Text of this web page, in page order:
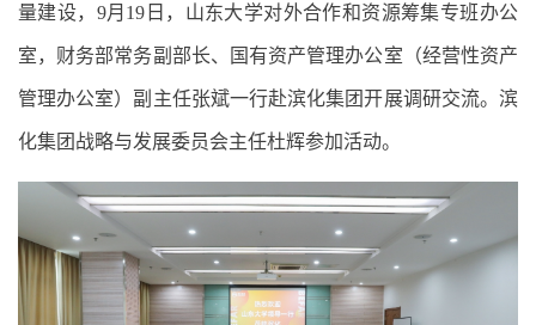
量建设，9月19日，山东大学对外合作和资源筹集专班办公
室，财务部常务副部长、国有资产管理办公室（经营性资产
管理办公室）副主任张斌一行赴滨化集团开展调研交流。滨
化集团战略与发展委员会主任杜辉参加活动。